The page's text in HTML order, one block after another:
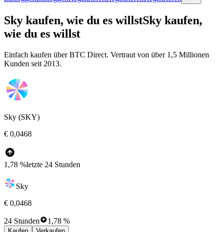
Sky kaufen, wie du es willstSky kaufen,
wie du es willst
Einfach kaufen über BTC Direct. Vertraut von über 1,5 Millionen
Kunden seit 2013.
Sky (SKY)
€ 0,0468
1,78 %letzte 24 Stunden
Sky
€ 0,0468
24 Stunden 1,78 %